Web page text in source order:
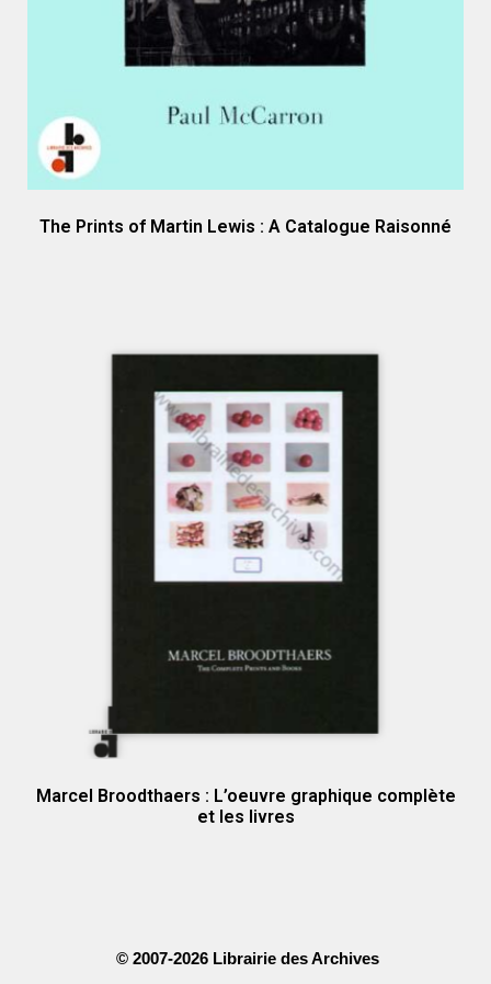
The Prints of Martin Lewis : A Catalogue Raisonné
Marcel Broodthaers : L’oeuvre graphique complète
et les livres
© 2007-2026 Librairie des Archives